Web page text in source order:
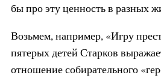
бы про эту ценность в разных
Возьмем, например, «Игру
пятерых детей Старков
отношение собирательного